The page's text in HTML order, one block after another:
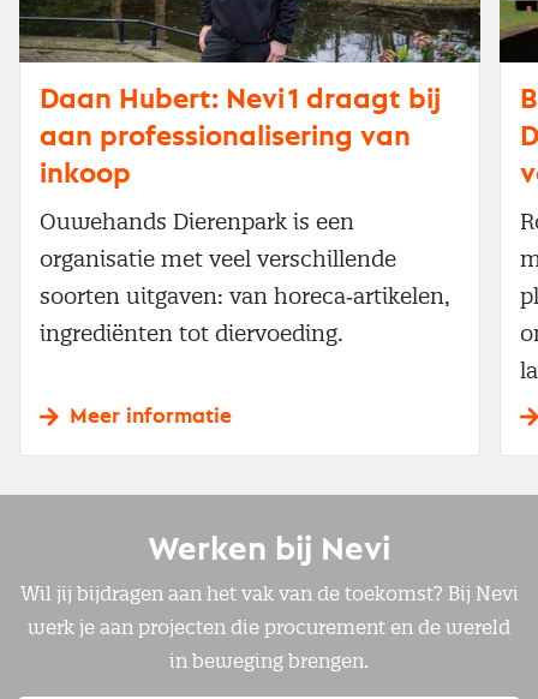
Daan Hubert: Nevi 1 draagt bij
aan professionalisering van
inkoop
Ouwehands Dierenpark is een
organisatie met veel verschillende
soorten uitgaven: van horeca‑artikelen,
ingrediënten tot diervoeding.
Meer informatie
Werken bij Nevi
Wil jij bijdragen aan het vak van de toekomst? Bij Nevi
werk je aan projecten die procurement en de wereld
in beweging brengen.